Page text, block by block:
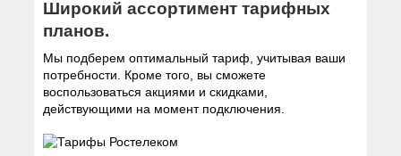
Широкий ассортимент тарифных
планов.
Мы подберем оптимальный тариф, учитывая ваши
потребности. Кроме того, вы сможете
воспользоваться акциями и скидками,
действующими на момент подключения.